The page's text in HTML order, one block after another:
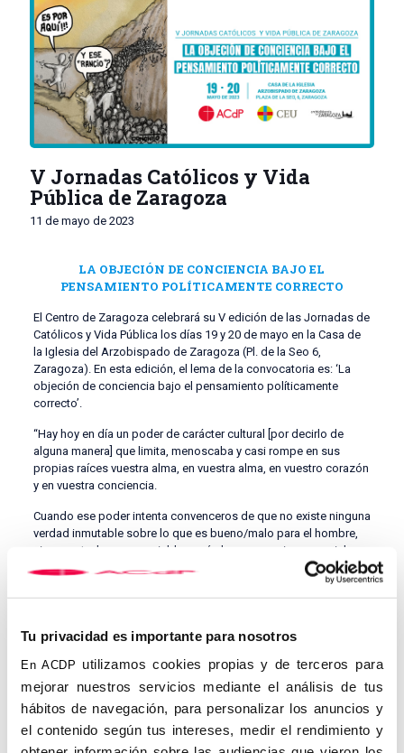
Tu privacidad es importante para nosotros
En ACDP utilizamos cookies propias y de terceros para
mejorar nuestros servicios mediante el análisis de tus
hábitos de navegación, para personalizar los anuncios y
el contenido según tus intereses, medir el rendimiento y
V Jornadas Católicos y Vida
Pública de Zaragoza
11 de mayo de 2023
LA OBJECIÓN DE CONCIENCIA BAJO EL
PENSAMIENTO POLÍTICAMENTE CORRECTO
El Centro de Zaragoza celebrará su V edición de las Jornadas de
Católicos y Vida Pública los días 19 y 20 de mayo en la Casa de
la Iglesia del Arzobispado de Zaragoza (Pl. de la Seo 6,
Zaragoza). En esta edición, el lema de la convocatoria es: ‘La
objeción de conciencia bajo el pensamiento políticamente
correcto’.
“Hay hoy en día un poder de carácter cultural [por decirlo de
alguna manera] que limita, menoscaba y casi rompe en sus
propias raíces vuestra alma, en vuestra alma, en vuestro corazón
y en vuestra conciencia.
Cuando ese poder intenta convenceros de que no existe ninguna
verdad inmutable sobre lo que es bueno/malo para el hombre,
sino que todo es negociable según las convenciones sociales,
es como deciros que en cualquier momento cada opción vale
como su contrario. Una tal libertad es una condena, porque
presupone una total neutralidad de lo que existe; presupone que
el reyNabucodonosor- el sonido del cuerno, el pífano, la cítara, la
sambuca …. y toda clase de música. Es decir, si se sirven de
racionamientos aparentemente a favor del hombre.